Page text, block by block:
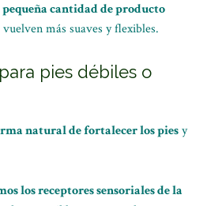
cantidad de producto
más suaves y flexibles.
pies débiles o
natural de fortalecer los piesy
los receptores sensoriales de la